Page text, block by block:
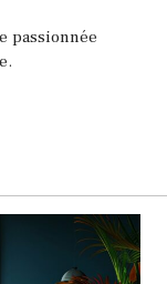
passionnée